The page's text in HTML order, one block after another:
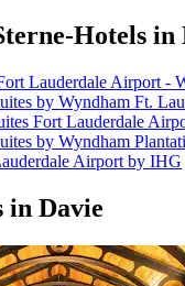
Hotels
Lauderdale Airport -
by Wyndham Ft.
Fort Lauderdale
by Wyndham
Airport by IHG
in Davie